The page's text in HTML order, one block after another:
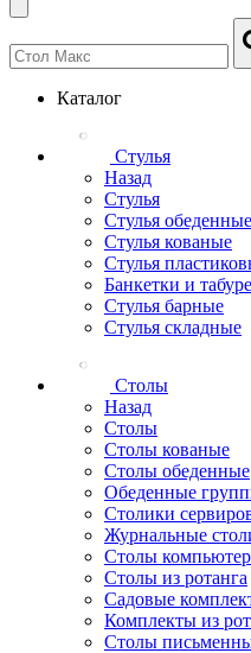
Каталог
Стулья
Назад
Стулья
Стулья обеденные
Стулья кованые
Стулья
Банкетки и
Стулья барные
Стулья складные
Столы
Назад
Столы
Столы кованые
Столы обеденные
Обеденные
Столики
Журнальные
Столы
Столы из ротанга
Садовые
Комплекты из
Столы